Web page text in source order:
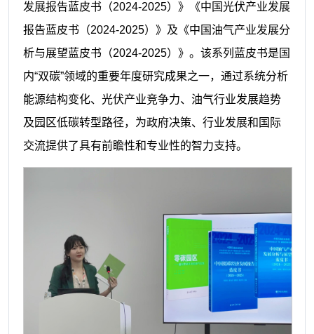
发展报告蓝皮书（2024-2025）》《中国光伏产业发展
报告蓝皮书（2024-2025）》及《中国油气产业发展分
析与展望蓝皮书（2024-2025）》。该系列蓝皮书是国
内“双碳”领域的重要年度研究成果之一，通过系统分析
能源结构变化、光伏产业竞争力、油气行业发展趋势
及园区低碳转型路径，为政府决策、行业发展和国际
交流提供了具有前瞻性和专业性的智力支持。